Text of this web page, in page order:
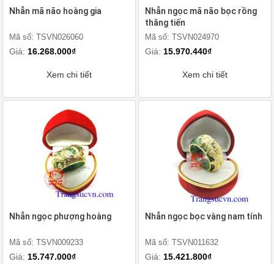
Nhẫn mã não hoàng gia
Mã số: TSVN026060
Giá: 16.268.000₫
Xem chi tiết
Nhẫn ngọc mã não bọc rồng
thăng tiến
Mã số: TSVN024970
Giá: 15.970.440₫
Xem chi tiết
Nhẫn ngọc phượng hoàng
Mã số: TSVN009233
Giá: 15.747.000₫
Nhẫn ngọc bọc vàng nam tính
Mã số: TSVN011632
Giá: 15.421.800₫